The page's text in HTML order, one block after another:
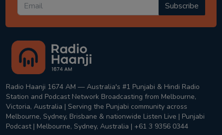
Subscribe
Radio Haanji 1674 AM — Australia's #1 Punjabi & Hindi Radio
Station and Podcast Network Broadcasting from Melbourne,
Victoria, Australia | Serving the Punjabi community across
Melbourne, Sydney, Brisbane & nationwide Listen Live | Punjabi
Podcast | Melbourne, Sydney, Australia | +61 3 9356 0344